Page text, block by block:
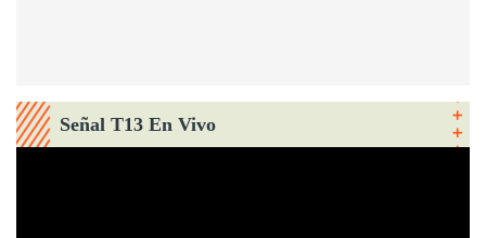
Señal T13 En Vivo